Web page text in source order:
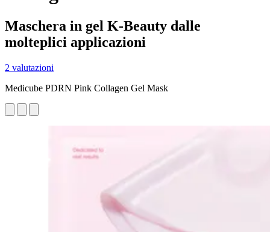
Maschera in gel K-Beauty dalle
molteplici applicazioni
2 valutazioni
Medicube PDRN Pink Collagen Gel Mask